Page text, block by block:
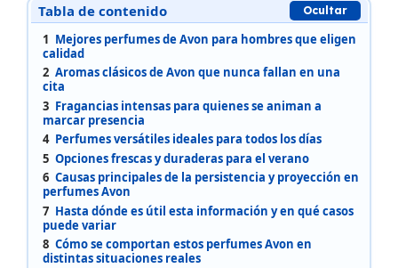
Tabla de contenido Ocultar
1 Mejores perfumes de Avon para hombres que eligen
calidad
2 Aromas clásicos de Avon que nunca fallan en una
cita
3 Fragancias intensas para quienes se animan a
marcar presencia
4 Perfumes versátiles ideales para todos los días
5 Opciones frescas y duraderas para el verano
6 Causas principales de la persistencia y proyección en
perfumes Avon
7 Hasta dónde es útil esta información y en qué casos
puede variar
8 Cómo se comportan estos perfumes Avon en
distintas situaciones reales